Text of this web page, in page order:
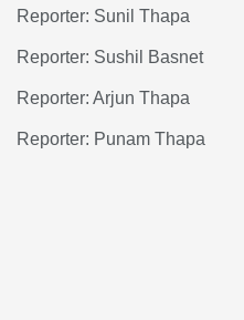
Reporter: Sunil Thapa
Reporter: Sushil Basnet
Reporter: Arjun Thapa
Reporter: Punam Thapa